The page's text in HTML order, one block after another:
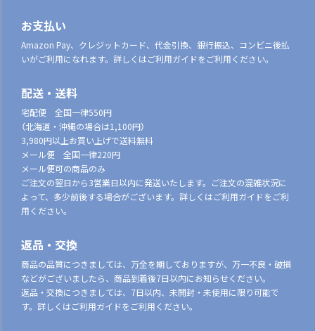
お支払い
Amazon Pay、クレジットカード、代金引換、銀行振込、コンビニ後払
いがご利用になれます。詳しくはご利用ガイドをご利用ください。
配送・送料
宅配便 全国一律550円
（北海道・沖縄の場合は1,100円）
3,980円以上お買い上げで送料無料
メール便 全国一律220円
メール便可の商品のみ
ご注文の翌日から3営業日以内に発送いたします。ご注文の混雑状況に
よって、多少前後する場合がございます。詳しくはご利用ガイドをご利
用ください。
返品・交換
商品の品質につきましては、万全を期しておりますが、万一不良・破損
などがございましたら、商品到着後7日以内にお知らせください。
返品・交換につきましては、7日以内、未開封・未使用に限り可能で
す。詳しくはご利用ガイドをご利用ください。